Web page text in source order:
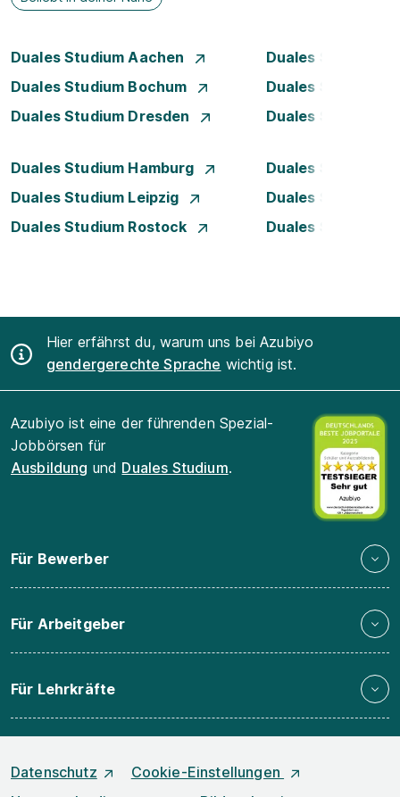
Duales Studium Aachen
Duales Studium
Duales Studium Bochum
Duales Studium
Duales Studium Dresden
Duales Studium
Duales Studium Hamburg
Duales Studium
Duales Studium Leipzig
Duales Studium
Duales Studium Rostock
Duales Studium
Hier erfährst du, warum uns bei Azubiyo
gendergerechte Sprache wichtig ist.
Azubiyo ist eine der führenden Spezial-
Jobbörsen für
Ausbildung und Duales Studium.
Für Bewerber
Für Arbeitgeber
Für Lehrkräfte
Datenschutz
Cookie-Einstellungen